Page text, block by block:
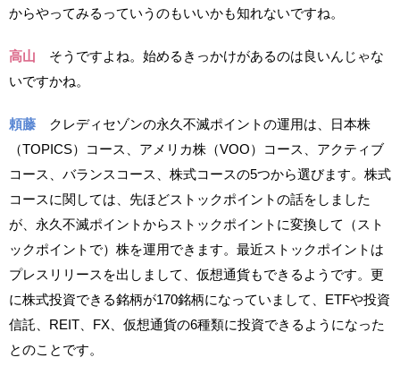
からやってみるっていうのもいいかも知れないですね。
高山 そうですよね。始めるきっかけがあるのは良いんじゃな
いですかね。
頼藤 クレディセゾンの永久不滅ポイントの運用は、日本株
（TOPICS）コース、アメリカ株（VOO）コース、アクティブ
コース、バランスコース、株式コースの5つから選びます。株式
コースに関しては、先ほどストックポイントの話をしました
が、永久不滅ポイントからストックポイントに変換して（スト
ックポイントで）株を運用できます。最近ストックポイントは
プレスリリースを出しまして、仮想通貨もできるようです。更
に株式投資できる銘柄が170銘柄になっていまして、ETFや投資
信託、REIT、FX、仮想通貨の6種類に投資できるようになった
とのことです。